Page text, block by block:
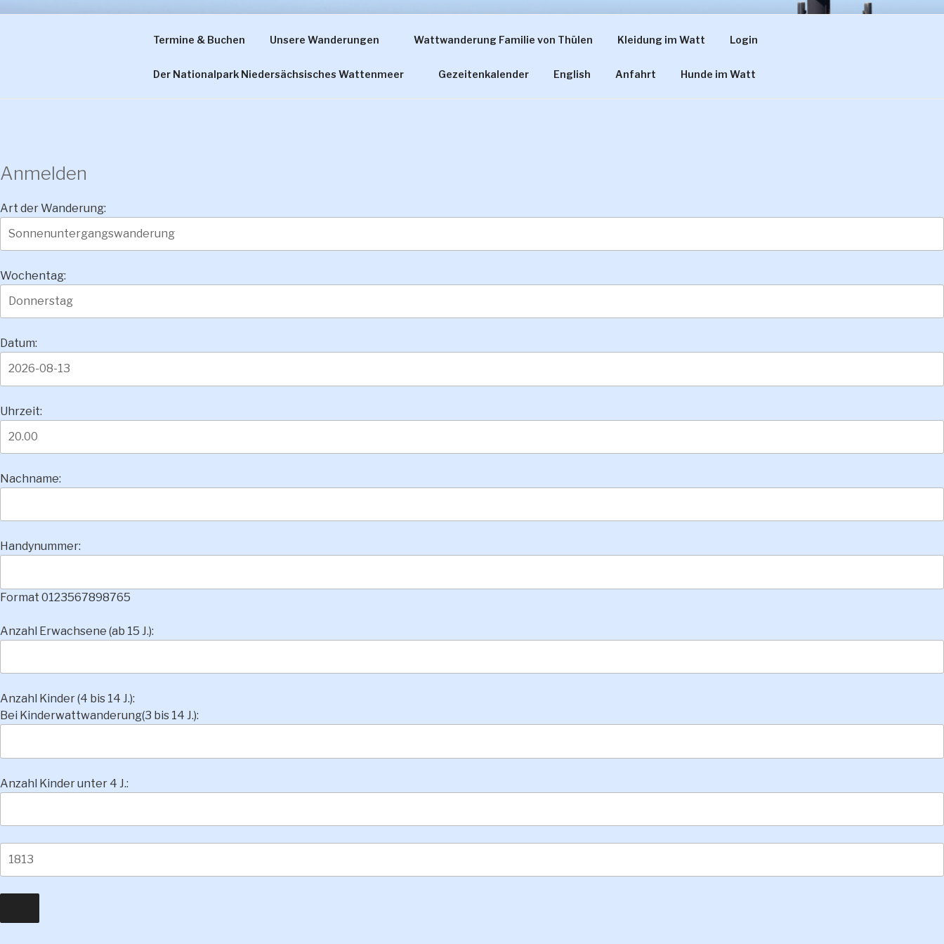
WATTWANDERUNG FAMILIE VON THÜLEN
Termine & Buchen Unsere Wanderungen Wattwanderung Familie von Thülen Kleidung im Watt Login
Der Nationalpark Niedersächsisches Wattenmeer Gezeitenkalender English Anfahrt Hunde im Watt
Anmelden
Art der Wanderung:
Wochentag:
Datum:
Uhrzeit:
Nachname:
Handynummer:
Format 0123567898765
Anzahl Erwachsene (ab 15 J.):
Anzahl Kinder (4 bis 14 J.):
Bei Kinderwattwanderung(3 bis 14 J.):
Anzahl Kinder unter 4 J.: